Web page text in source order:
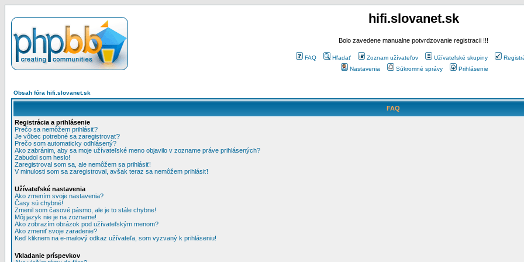
hifi.slovanet.sk
Bolo zavedene manualne potvrdzovanie registracii !!!
FAQ Hľadať Zoznam užívateľov Užívateľské skupiny
Nastavenia
Súkromné správy Prihlásenie
Obsah fóra hifi.slovanet.sk
FAQ
Registrácia a prihlásenie
Prečo sa nemôžem prihlásiť?
Je vôbec potrebné sa zaregistrovať?
Prečo som automaticky odhlásený?
Ako zabránim, aby sa moje užívateľské meno objavilo v zozname práve prihlásených?
Zabudol som heslo!
Zaregistroval som sa, ale nemôžem sa prihlásiť!
V minulosti som sa zaregistroval, avšak teraz sa nemôžem prihlásiť!
Užívateľské nastavenia
Ako zmením svoje nastavenia?
Časy sú chybné!
Zmenil som časové pásmo, ale je to stále chybne!
Môj jazyk nie je na zozname!
Ako zobrazím obrázok pod užívateľským menom?
Ako zmeniť svoje zaradenie?
Keď kliknem na e-mailový odkaz užívateľa, som vyzvaný k prihláseniu!
Vkladanie príspevkov